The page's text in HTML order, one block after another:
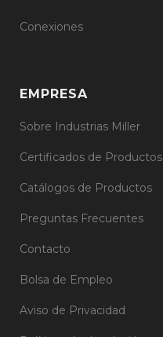
Conexiones
EMPRESA
Sobre Industrias Miller
Certificados de Productos
Catálogos de Productos
Preguntas Frecuentes
Contacto
Bolsa de Empleo
Aviso de Privacidad